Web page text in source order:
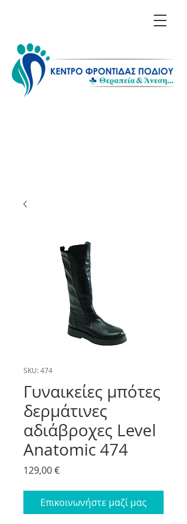
SKU: 474
Γυναικείες μπότες
δερμάτινες
αδιάβροχες Level
Anatomic 474
129,00 €Price
Επικοινωνήστε μαζί μας